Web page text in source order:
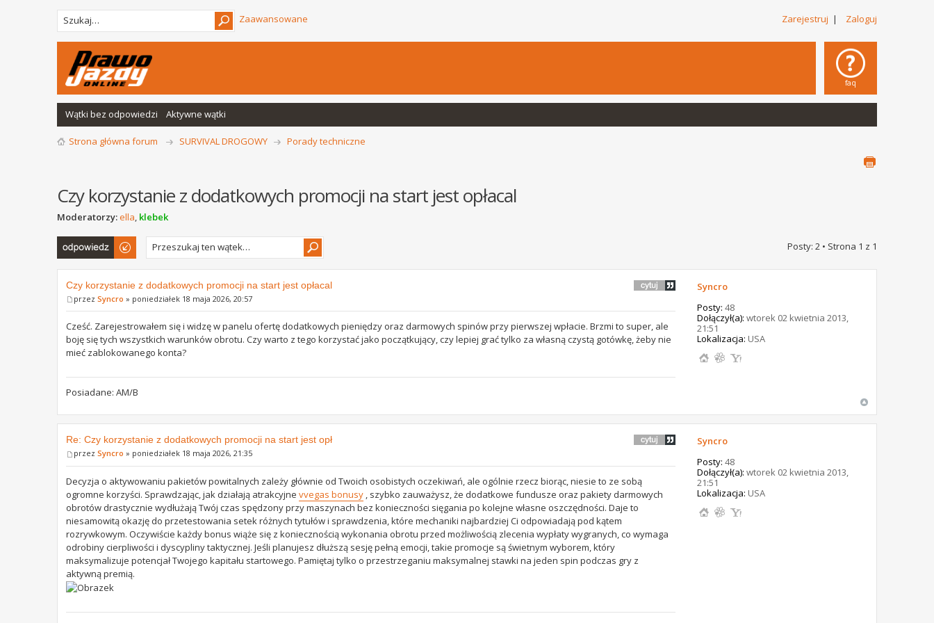
Zarejestruj | Zaloguj
Zaawansowane
faq
Wątki bez odpowiedzi Aktywne wątki
Strona główna forum SURVIVAL DROGOWY Porady techniczne
Czy korzystanie z dodatkowych promocji na start jest opłacal
Moderatorzy:ella, klebek
Odpowiedz Posty: 2 • Strona 1 z 1
Czy korzystanie z dodatkowych promocji na start jest opłacal
przez Syncro » poniedziałek 18 maja 2026, 20:57
Cześć. Zarejestrowałem się i widzę w panelu ofertę dodatkowych pieniędzy oraz darmowych spinów przy pierwszej wpłacie. Brzmi to super, ale
boję się tych wszystkich warunków obrotu. Czy warto z tego korzystać jako początkujący, czy lepiej grać tylko za własną czystą gotówkę, żeby nie
mieć zablokowanego konta?
Posiadane: AM/B
Syncro
Posty: 48
Dołączył(a): wtorek 02 kwietnia 2013,
21:51
Lokalizacja: USA
Re: Czy korzystanie z dodatkowych promocji na start jest opł
przez Syncro » poniedziałek 18 maja 2026, 21:35
Decyzja o aktywowaniu pakietów powitalnych zależy głównie od Twoich osobistych oczekiwań, ale ogólnie rzecz biorąc, niesie to ze sobą
ogromne korzyści. Sprawdzając, jak działają atrakcyjne vvegas bonusy , szybko zauważysz, że dodatkowe fundusze oraz pakiety darmowych
obrotów drastycznie wydłużają Twój czas spędzony przy maszynach bez konieczności sięgania po kolejne własne oszczędności. Daje to
niesamowitą okazję do przetestowania setek różnych tytułów i sprawdzenia, które mechaniki najbardziej Ci odpowiadają pod kątem
rozrywkowym. Oczywiście każdy bonus wiąże się z koniecznością wykonania obrotu przed możliwością zlecenia wypłaty wygranych, co wymaga
odrobiny cierpliwości i dyscypliny taktycznej. Jeśli planujesz dłuższą sesję pełną emocji, takie promocje są świetnym wyborem, który
maksymalizuje potencjał Twojego kapitału startowego. Pamiętaj tylko o przestrzeganiu maksymalnej stawki na jeden spin podczas gry z
aktywną premią.
Syncro
Posty: 48
Dołączył(a): wtorek 02 kwietnia 2013,
21:51
Lokalizacja: USA